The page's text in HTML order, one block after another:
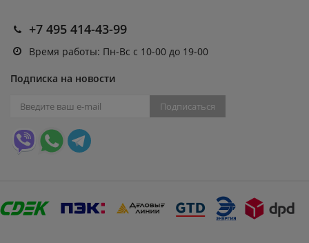
+7 495 414-43-99
Время работы: Пн-Вс с 10-00 до 19-00
Подписка на новости
Подписаться